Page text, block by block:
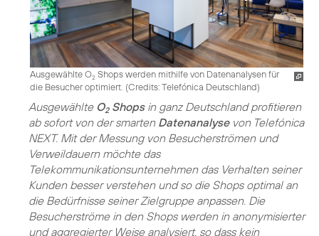
Ausgewählte O2 Shops werden mithilfe von Datenanalysen für
die Besucher optimiert. (Credits: Telefónica Deutschland)
Ausgewählte O2Shopsin ganz Deutschland profitieren
ab sofort von der smarten Datenanalysevon Telefónica
NEXT. Mit der Messung von Besucherströmen und
Verweildauern möchte das
Telekommunikationsunternehmen das Verhalten seiner
Kunden besser verstehen und so die Shops optimal an
die Bedürfnisse seiner Zielgruppe anpassen. Die
Besucherströme in den Shops werden in anonymisierter
und aggregierter Weise analysiert, so dass kein